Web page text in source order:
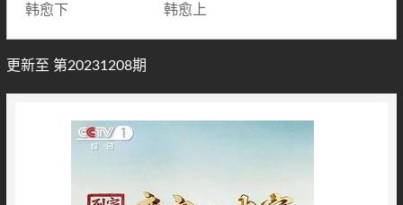
韩愈下
韩愈上
更新至 第20231208期